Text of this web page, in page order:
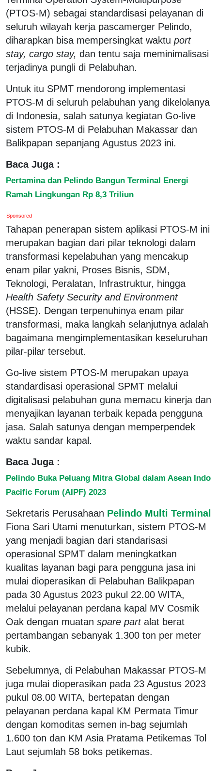
(PTOS-M) sebagai standardisasi pelayanan di
seluruh wilayah kerja pascamerger Pelindo,
diharapkan bisa mempersingkat waktu port
stay, cargo stay, dan tentu saja meminimalisasi
terjadinya pungli di Pelabuhan.
Untuk itu SPMT mendorong implementasi
PTOS-M di seluruh pelabuhan yang dikelolanya
di Indonesia, salah satunya kegiatan Go-live
sistem PTOS-M di Pelabuhan Makassar dan
Balikpapan sepanjang Agustus 2023 ini.
Baca Juga :
Pertamina dan Pelindo Bangun Terminal Energi
Ramah Lingkungan Rp 8,3 Triliun
Sponsored
Tahapan penerapan sistem aplikasi PTOS-M ini
merupakan bagian dari pilar teknologi dalam
transformasi kepelabuhan yang mencakup
enam pilar yakni, Proses Bisnis, SDM,
Teknologi, Peralatan, Infrastruktur, hingga
Health Safety Security and Environment
(HSSE). Dengan terpenuhinya enam pilar
transformasi, maka langkah selanjutnya adalah
bagaimana mengimplementasikan keseluruhan
pilar-pilar tersebut.
Go-live sistem PTOS-M merupakan upaya
standardisasi operasional SPMT melalui
digitalisasi pelabuhan guna memacu kinerja dan
menyajikan layanan terbaik kepada pengguna
jasa. Salah satunya dengan memperpendek
waktu sandar kapal.
Baca Juga :
Pelindo Buka Peluang Mitra Global dalam Asean Indo
Pacific Forum (AIPF) 2023
Sekretaris Perusahaan Pelindo Multi Terminal
Fiona Sari Utami menuturkan, sistem PTOS-M
yang menjadi bagian dari standarisasi
operasional SPMT dalam meningkatkan
kualitas layanan bagi para pengguna jasa ini
mulai dioperasikan di Pelabuhan Balikpapan
pada 30 Agustus 2023 pukul 22.00 WITA,
melalui pelayanan perdana kapal MV Cosmik
Oak dengan muatan spare partalat berat
pertambangan sebanyak 1.300 ton per meter
kubik.
Sebelumnya, di Pelabuhan Makassar PTOS-M
juga mulai dioperasikan pada 23 Agustus 2023
pukul 08.00 WITA, bertepatan dengan
pelayanan perdana kapal KM Permata Timur
dengan komoditas semen in-bag sejumlah
1.600 ton dan KM Asia Pratama Petikemas Tol
Laut sejumlah 58 boks petikemas.